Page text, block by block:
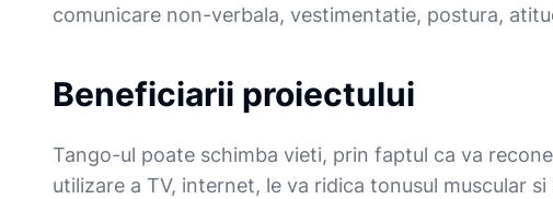
comunicare non-verbala, vestimentatie, postura,
Beneficiarii proiectului
Tango-ul poate schimba vieti, prin faptul ca va
utilizare a TV, internet, le va ridica tonusul muscular